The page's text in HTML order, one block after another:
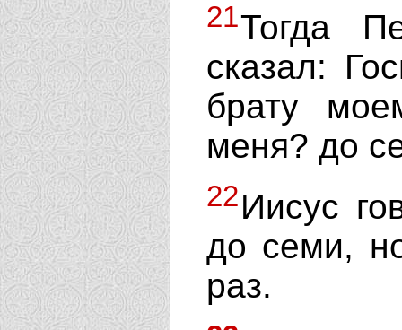
21Тогда
сказал:
брату
меня? до
22Иисус
до семи,
раз.